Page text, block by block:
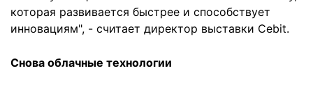
которая развивается быстрее и способствует
инновациям", - считает директор выставки Cebit.
Снова облачные технологии